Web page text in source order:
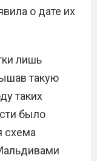
о дате их
лишь
такую
таких
было
схема